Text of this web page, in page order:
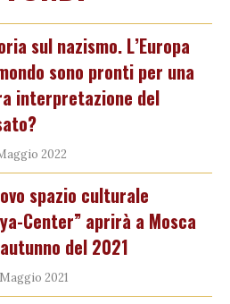
sul nazismo. L’Europa
sono pronti per una
interpretazione del
2022
spazio culturale
Center” aprirà a Mosca
del 2021
2021